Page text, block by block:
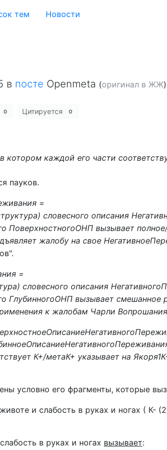
тем Новости
в посте Openmeta (оригинал в ЖЖ)
0 Цитируется 0
каждой его части
пауков.
=
словесного описания
ПоверхностногоОНП вызывает
жалобу на свое
=
словесного описания
ГлубинногоОНП вызывает смешанное
к жалобам Чарли
К+/метаК+ указывает на
условно его фрагменты, которые
и слабость в руках и ногах ( К-
в руках и ногах вызывает: